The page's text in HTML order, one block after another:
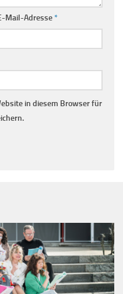
Mail-Adresse*
in diesem Browser für